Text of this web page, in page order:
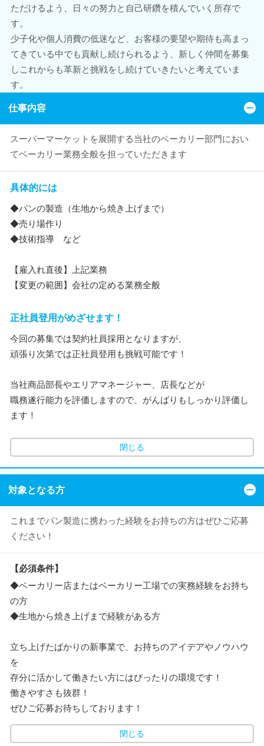
ただけるよう、日々の努力と自己研鑽を積んでいく所存で
す。
少子化や個人消費の低迷など、お客様の要望や期待も高まっ
てきている中でも貢献し続けられるよう、新しく仲間を募集
しこれからも革新と挑戦をし続けていきたいと考えていま
す。
仕事内容
スーパーマーケットを展開する当社のベーカリー部門におい
てベーカリー業務全般を担っていただきます
具体的には
◆パンの製造（生地から焼き上げまで）
◆売り場作り
◆技術指導 など
【雇入れ直後】上記業務
【変更の範囲】会社の定める業務全般
正社員登用がめざせます！
今回の募集では契約社員採用となりますが、
頑張り次第では正社員登用も挑戦可能です！
当社商品部長やエリアマネージャー、店長などが
職務遂行能力を評価しますので、がんばりもしっかり評価し
ます！
閉じる
対象となる方
これまでパン製造に携わった経験をお持ちの方はぜひご応募
ください！
【必須条件】
◆ベーカリー店またはベーカリー工場での実務経験をお持ち
の方
◆生地から焼き上げまで経験がある方
立ち上げたばかりの新事業で、お持ちのアイデアやノウハウ
を
存分に活かして働きたい方にはぴったりの環境です！
働きやすさも抜群！
ぜひご応募お待ちしております！
閉じる